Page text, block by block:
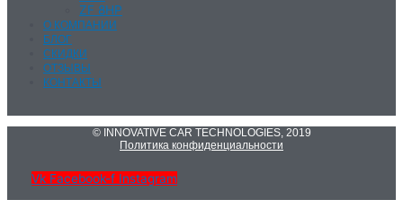
ZF 8HP
О КОМПАНИИ
БЛОГ
СКИДКИ
ОТЗЫВЫ
КОНТАКТЫ
© INNOVATIVE CAR TECHNOLOGIES, 2019
Политика конфиденциальности
Vk Facebook-f Instagram